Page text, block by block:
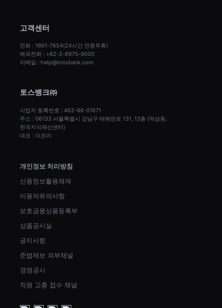
고객센터
전화 : 1661-7654(24시간 연중무휴)
해외전화 : +82-2-6975-9000
이메일 : help@tossbank.com
토스뱅크㈜
사업자 등록번호 : 462-86-01671
주소 : 06133 서울특별시 강남구 테헤란로 131, 13층 (역삼동,
한국지식재산센터)
대표 : 이은미
개인정보 처리방침
신용정보활용체제
이용자유의사항
보호금융상품등록부
상품공시실
공지사항
준법제보 외부채널
경영공시
직원 고충 접수 채널